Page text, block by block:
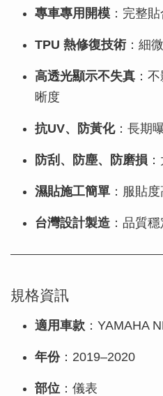
專車專用開模 ：完整
TPU 熱修復技術：細
高透光顯示不失真 ：
晰度
抗UV、防黃化：長期
防刮、防塵、防磨損
濕貼施工簡單 ：服貼
台灣設計製造 ：品質
規格資訊
適用車款 ：YAMAHA
年份：2019–2020
部位 ：儀表